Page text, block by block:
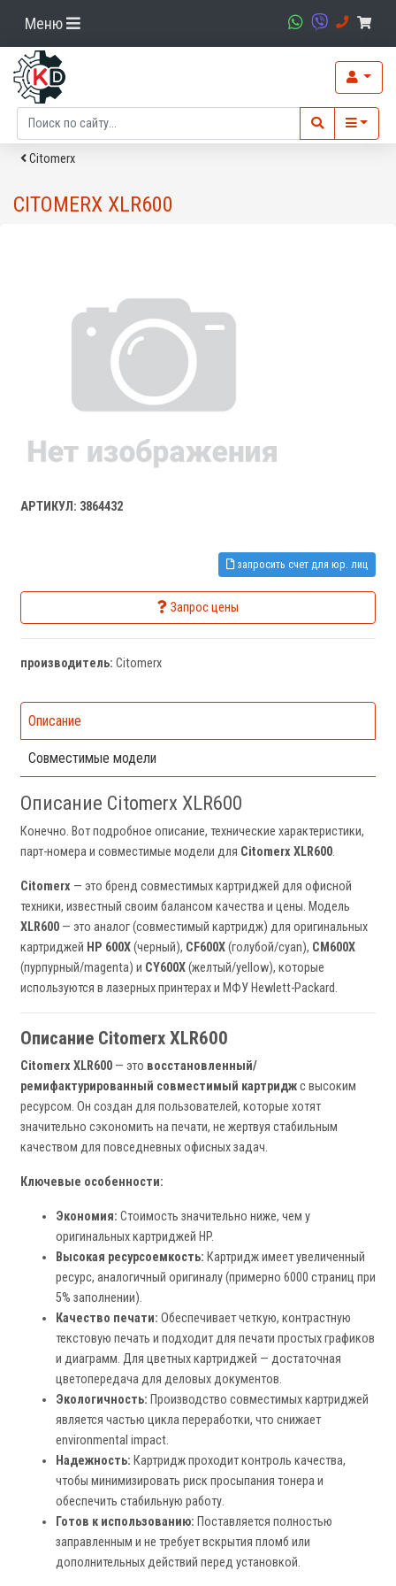
Меню
Citomerx
CITOMERX XLR600
АРТИКУЛ: 3864432
запросить счет для юр. лиц
Запрос цены
производитель: Citomerx
Описание
Совместимые модели
Описание Citomerx XLR600
Конечно. Вот подробное описание, технические характеристики,
парт-номера и совместимые модели для Citomerx XLR600.
Citomerx — это бренд совместимых картриджей для офисной
техники, известный своим балансом качества и цены. Модель
XLR600 — это аналог (совместимый картридж) для оригинальных
картриджей HP 600X(черный), CF600X(голубой/cyan), CM600X
(пурпурный/magenta) и CY600X(желтый/yellow), которые
используются в лазерных принтерах и МФУ Hewlett-Packard.
Описание Citomerx XLR600
Citomerx XLR600 — это восстановленный/
ремифактурированный совместимый картриджс высоким
ресурсом. Он создан для пользователей, которые хотят
значительно сэкономить на печати, не жертвуя стабильным
качеством для повседневных офисных задач.
Ключевые особенности:
Экономия: Стоимость значительно ниже, чем у
оригинальных картриджей HP.
Высокая ресурсоемкость: Картридж имеет увеличенный
ресурс, аналогичный оригиналу (примерно 6000 страниц при
5% заполнении).
Качество печати: Обеспечивает четкую, контрастную
текстовую печать и подходит для печати простых графиков
и диаграмм. Для цветных картриджей — достаточная
цветопередача для деловых документов.
Экологичность: Производство совместимых картриджей
является частью цикла переработки, что снижает
environmental impact.
Надежность: Картридж проходит контроль качества,
чтобы минимизировать риск просыпания тонера и
обеспечить стабильную работу.
Готов к использованию: Поставляется полностью
заправленным и не требует вскрытия пломб или
дополнительных действий перед установкой.